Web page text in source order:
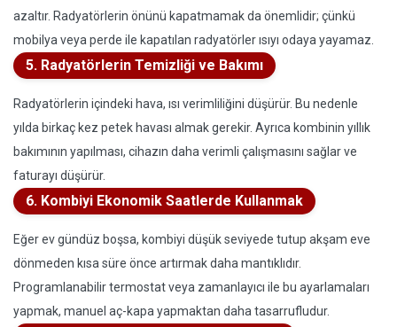
azaltır. Radyatörlerin önünü kapatmamak da önemlidir; çünkü
mobilya veya perde ile kapatılan radyatörler ısıyı odaya yayamaz.
5. Radyatörlerin Temizliği ve Bakımı
Radyatörlerin içindeki hava, ısı verimliliğini düşürür. Bu nedenle
yılda birkaç kez petek havası almak gerekir. Ayrıca kombinin yıllık
bakımının yapılması, cihazın daha verimli çalışmasını sağlar ve
faturayı düşürür.
6. Kombiyi Ekonomik Saatlerde Kullanmak
Eğer ev gündüz boşsa, kombiyi düşük seviyede tutup akşam eve
dönmeden kısa süre önce artırmak daha mantıklıdır.
Programlanabilir termostat veya zamanlayıcı ile bu ayarlamaları
yapmak, manuel aç-kapa yapmaktan daha tasarrufludur.